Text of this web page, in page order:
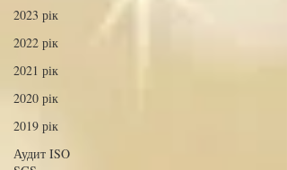
2023 рік
2022 рік
2021 рік
2020 рік
2019 рік
Аудит ISO